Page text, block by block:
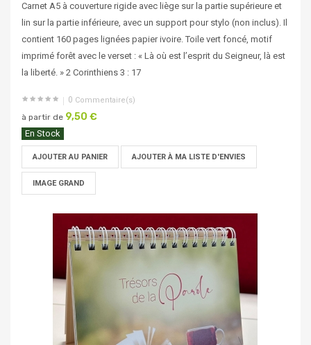
Carnet A5 à couverture rigide avec liège sur la partie supérieure et
lin sur la partie inférieure, avec un support pour stylo (non inclus). Il
contient 160 pages lignées papier ivoire. Toile vert foncé, motif
imprimé forêt avec le verset : « Là où est l’esprit du Seigneur, là est
la liberté. » 2 Corinthiens 3 : 17
0 Commentaire(s)
à partir de 9,50 €
En Stock
AJOUTER AU PANIER AJOUTER À MA LISTE D'ENVIES
IMAGE GRAND